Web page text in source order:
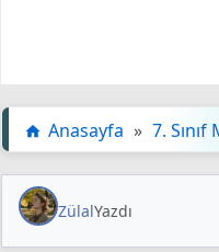
Anasayfa » 7.
ZülalYazdı